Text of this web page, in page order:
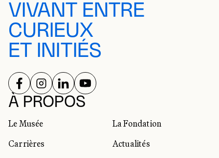
VIVANT ENTRE
CURIEUX
ET INITIÉS
À PROPOS
Le Musée
La Fondation
Carrières
Actualités
RÉSEAUX SOCIAUX
SUIVEZ-NOUS SUR
SUIVEZ-NOUS SUR
SUIVEZ-NOUS SUR
SUIVEZ-NOUS SUR